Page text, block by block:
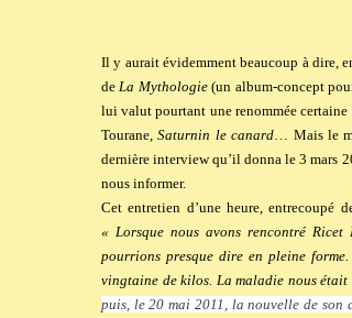
Il y aurait évidemment beaucoup à dire,
de La Mythologie(un album-concept
lui valut pourtant une renommée
Tourane,Saturnin le canard … Mais le
dernière interview qu’il donna le 3 mars
nous informer.
Cet entretien d’une heure,
« Lorsque nous avons rencontré
pourrions presque dire en pleine
vingtaine de kilos. La maladie nous était
puis, le 20 mai 2011, la nouvelle de son